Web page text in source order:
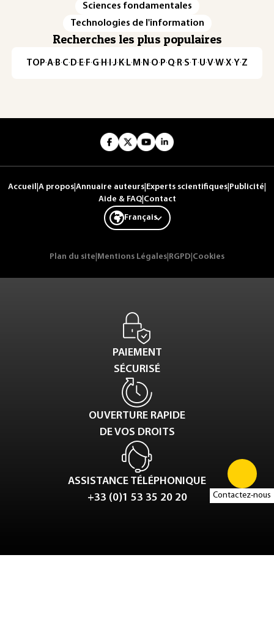
Contactez-nous
Sciences fondamentales
Technologies de l'information
Recherches les plus populaires
TOP·A·B·C· D· E· F·G· H · ·J· K· L· M · N ·O· P·Q· R·S·T·U·V·W·X·Y·Z
Accueil A propos Annuaire auteurs Experts scientifiques Publicité
Aide & FAQ| Contact
Français
Plan du site Mentions Légales RGPD Cookies
PAIEMENT
SÉCURISÉ
OUVERTURE RAPIDE
DE VOS DROITS
ASSISTANCE TÉLÉPHONIQUE
+33 (0)1 53 35 20 20